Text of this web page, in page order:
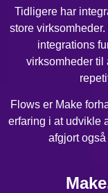
Tidligere har
store
integrations
virksomheder til
Flows er Make
erfaring i at udvikle
afgjort